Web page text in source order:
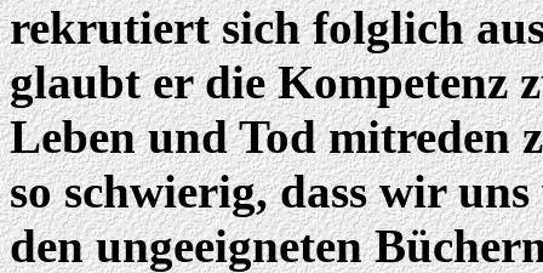
rekrutiert sich folglich
glaubt er die Kompetenz
Leben und Tod mitreden
so schwierig, dass wir
den ungeeigneten